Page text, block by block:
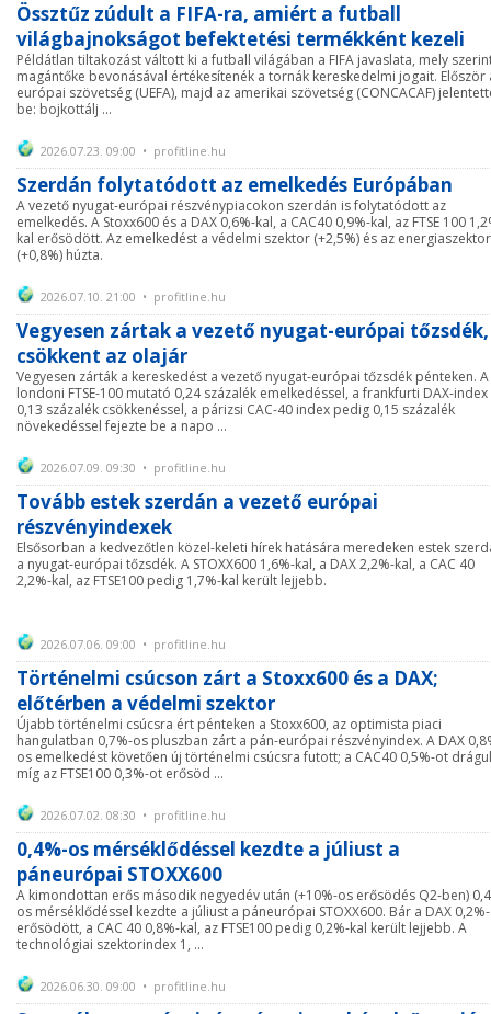
Össztűz zúdult a FIFA-ra, amiért a futball
világbajnokságot befektetési termékként kezeli
Példátlan tiltakozást váltott ki a futball világában a FIFA javaslata, mely
magántőke bevonásával értékesítenék a tornák kereskedelmi jogait. Először
európai szövetség (UEFA), majd az amerikai szövetség (CONCACAF)
be: bojkottálj ...
2026.07.23. 09:00 • profitline.hu
Szerdán folytatódott az emelkedés Európában
A vezető nyugat-európai részvénypiacokon szerdán is folytatódott az
emelkedés. A Stoxx600 és a DAX 0,6%-kal, a CAC40 0,9%-kal, az FTSE 100
kal erősödött. Az emelkedést a védelmi szektor (+2,5%) és az energiaszektor
(+0,8%) húzta.
2026.07.10. 21:00 • profitline.hu
Vegyesen zártak a vezető nyugat-európai tőzsdék,
csökkent az olajár
Vegyesen zárták a kereskedést a vezető nyugat-európai tőzsdék pénteken. A
londoni FTSE-100 mutató 0,24 százalék emelkedéssel, a frankfurti DAX-index
0,13 százalék csökkenéssel, a párizsi CAC-40 index pedig 0,15 százalék
növekedéssel fejezte be a napo ...
2026.07.09. 09:30 • profitline.hu
Tovább estek szerdán a vezető európai
részvényindexek
Elsősorban a kedvezőtlen közel-keleti hírek hatására meredeken estek
a nyugat-európai tőzsdék. A STOXX600 1,6%-kal, a DAX 2,2%-kal, a CAC 40
2,2%-kal, az FTSE100 pedig 1,7%-kal került lejjebb.
2026.07.06. 09:00 • profitline.hu
Történelmi csúcson zárt a Stoxx600 és a DAX;
előtérben a védelmi szektor
Újabb történelmi csúcsra ért pénteken a Stoxx600, az optimista piaci
hangulatban 0,7%-os pluszban zárt a pán-európai részvényindex. A DAX
os emelkedést követően új történelmi csúcsra futott; a CAC40 0,5%-ot
míg az FTSE100 0,3%-ot erősöd ...
2026.07.02. 08:30 • profitline.hu
0,4%-os mérséklődéssel kezdte a júliust a
páneurópai STOXX600
A kimondottan erős második negyedév után (+10%-os erősödés Q2-ben)
os mérséklődéssel kezdte a júliust a páneurópai STOXX600. Bár a DAX
erősödött, a CAC 40 0,8%-kal, az FTSE100 pedig 0,2%-kal került lejjebb. A
technológiai szektorindex 1, ...
2026.06.30. 09:00 • profitline.hu